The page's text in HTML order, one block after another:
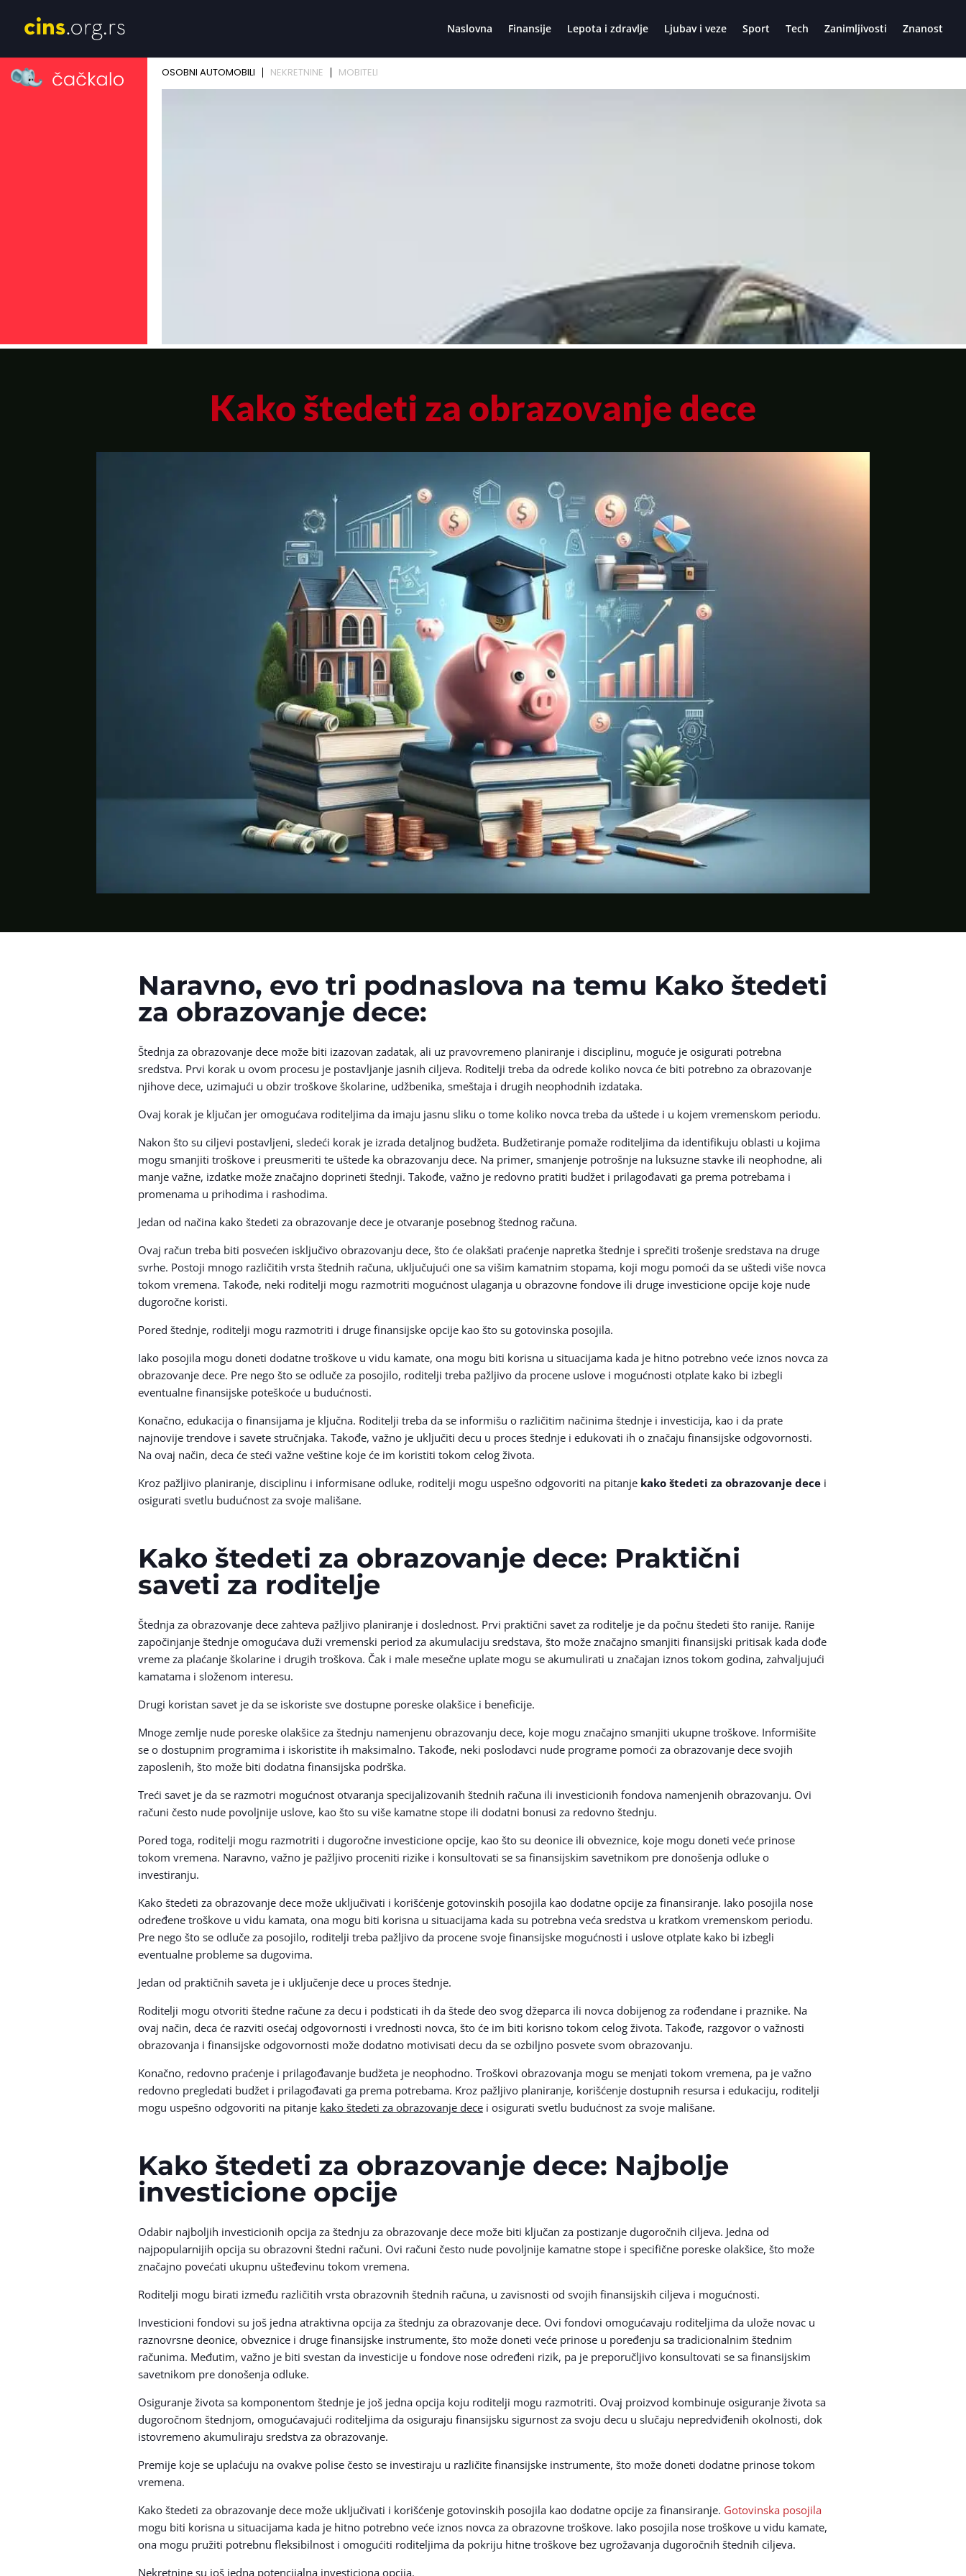
Naslovna Finansije Lepota i zdravlje Ljubav i veze Sport Tech Zanimljivosti Znanost
Kako štedeti za obrazovanje dece
Naravno, evo tri podnaslova na temu Kako štedeti
za obrazovanje dece:
Štednja za obrazovanje dece može biti izazovan zadatak, ali uz pravovremeno planiranje i disciplinu, moguće je osigurati potrebna
sredstva. Prvi korak u ovom procesu je postavljanje jasnih ciljeva. Roditelji treba da odrede koliko novca će biti potrebno za obrazovanje
njihove dece, uzimajući u obzir troškove školarine, udžbenika, smeštaja i drugih neophodnih izdataka.
Ovaj korak je ključan jer omogućava roditeljima da imaju jasnu sliku o tome koliko novca treba da uštede i u kojem vremenskom periodu.
Nakon što su ciljevi postavljeni, sledeći korak je izrada detaljnog budžeta. Budžetiranje pomaže roditeljima da identifikuju oblasti u kojima
mogu smanjiti troškove i preusmeriti te uštede ka obrazovanju dece. Na primer, smanjenje potrošnje na luksuzne stavke ili neophodne, ali
manje važne, izdatke može značajno doprineti štednji. Takođe, važno je redovno pratiti budžet i prilagođavati ga prema potrebama i
promenama u prihodima i rashodima.
Jedan od načina kako štedeti za obrazovanje dece je otvaranje posebnog štednog računa.
Ovaj račun treba biti posvećen isključivo obrazovanju dece, što će olakšati praćenje napretka štednje i sprečiti trošenje sredstava na druge
svrhe. Postoji mnogo različitih vrsta štednih računa, uključujući one sa višim kamatnim stopama, koji mogu pomoći da se uštedi više novca
tokom vremena. Takođe, neki roditelji mogu razmotriti mogućnost ulaganja u obrazovne fondove ili druge investicione opcije koje nude
dugoročne koristi.
Pored štednje, roditelji mogu razmotriti i druge finansijske opcije kao što su gotovinska posojila.
Iako posojila mogu doneti dodatne troškove u vidu kamate, ona mogu biti korisna u situacijama kada je hitno potrebno veće iznos novca za
obrazovanje dece. Pre nego što se odluče za posojilo, roditelji treba pažljivo da procene uslove i mogućnosti otplate kako bi izbegli
eventualne finansijske poteškoće u budućnosti.
Konačno, edukacija o finansijama je ključna. Roditelji treba da se informišu o različitim načinima štednje i investicija, kao i da prate
najnovije trendove i savete stručnjaka. Takođe, važno je uključiti decu u proces štednje i edukovati ih o značaju finansijske odgovornosti.
Na ovaj način, deca će steći važne veštine koje će im koristiti tokom celog života.
Kroz pažljivo planiranje, disciplinu i informisane odluke, roditelji mogu uspešno odgovoriti na pitanje kako štedeti za obrazovanje dece i
osigurati svetlu budućnost za svoje mališane.
Kako štedeti za obrazovanje dece: Praktični
saveti za roditelje
Štednja za obrazovanje dece zahteva pažljivo planiranje i doslednost. Prvi praktični savet za roditelje je da počnu štedeti što ranije. Ranije
započinjanje štednje omogućava duži vremenski period za akumulaciju sredstava, što može značajno smanjiti finansijski pritisak kada dođe
vreme za plaćanje školarine i drugih troškova. Čak i male mesečne uplate mogu se akumulirati u značajan iznos tokom godina, zahvaljujući
kamatama i složenom interesu.
Drugi koristan savet je da se iskoriste sve dostupne poreske olakšice i beneficije.
Mnoge zemlje nude poreske olakšice za štednju namenjenu obrazovanju dece, koje mogu značajno smanjiti ukupne troškove. Informišite
se o dostupnim programima i iskoristite ih maksimalno. Takođe, neki poslodavci nude programe pomoći za obrazovanje dece svojih
zaposlenih, što može biti dodatna finansijska podrška.
Treći savet je da se razmotri mogućnost otvaranja specijalizovanih štednih računa ili investicionih fondova namenjenih obrazovanju. Ovi
računi često nude povoljnije uslove, kao što su više kamatne stope ili dodatni bonusi za redovno štednju.
Pored toga, roditelji mogu razmotriti i dugoročne investicione opcije, kao što su deonice ili obveznice, koje mogu doneti veće prinose
tokom vremena. Naravno, važno je pažljivo proceniti rizike i konsultovati se sa finansijskim savetnikom pre donošenja odluke o
investiranju.
Kako štedeti za obrazovanje dece može uključivati i korišćenje gotovinskih posojila kao dodatne opcije za finansiranje. Iako posojila nose
određene troškove u vidu kamata, ona mogu biti korisna u situacijama kada su potrebna veća sredstva u kratkom vremenskom periodu.
Pre nego što se odluče za posojilo, roditelji treba pažljivo da procene svoje finansijske mogućnosti i uslove otplate kako bi izbegli
eventualne probleme sa dugovima.
Jedan od praktičnih saveta je i uključenje dece u proces štednje.
Roditelji mogu otvoriti štedne račune za decu i podsticati ih da štede deo svog džeparca ili novca dobijenog za rođendane i praznike. Na
ovaj način, deca će razviti osećaj odgovornosti i vrednosti novca, što će im biti korisno tokom celog života. Takođe, razgovor o važnosti
obrazovanja i finansijske odgovornosti može dodatno motivisati decu da se ozbiljno posvete svom obrazovanju.
Konačno, redovno praćenje i prilagođavanje budžeta je neophodno. Troškovi obrazovanja mogu se menjati tokom vremena, pa je važno
redovno pregledati budžet i prilagođavati ga prema potrebama. Kroz pažljivo planiranje, korišćenje dostupnih resursa i edukaciju, roditelji
mogu uspešno odgovoriti na pitanje kako štedeti za obrazovanje dece i osigurati svetlu budućnost za svoje mališane.
Kako štedeti za obrazovanje dece: Najbolje
investicione opcije
Odabir najboljih investicionih opcija za štednju za obrazovanje dece može biti ključan za postizanje dugoročnih ciljeva. Jedna od
najpopularnijih opcija su obrazovni štedni računi. Ovi računi često nude povoljnije kamatne stope i specifične poreske olakšice, što može
značajno povećati ukupnu ušteđevinu tokom vremena.
Roditelji mogu birati između različitih vrsta obrazovnih štednih računa, u zavisnosti od svojih finansijskih ciljeva i mogućnosti.
Investicioni fondovi su još jedna atraktivna opcija za štednju za obrazovanje dece. Ovi fondovi omogućavaju roditeljima da ulože novac u
raznovrsne deonice, obveznice i druge finansijske instrumente, što može doneti veće prinose u poređenju sa tradicionalnim štednim
računima. Međutim, važno je biti svestan da investicije u fondove nose određeni rizik, pa je preporučljivo konsultovati se sa finansijskim
savetnikom pre donošenja odluke.
Osiguranje života sa komponentom štednje je još jedna opcija koju roditelji mogu razmotriti. Ovaj proizvod kombinuje osiguranje života sa
dugoročnom štednjom, omogućavajući roditeljima da osiguraju finansijsku sigurnost za svoju decu u slučaju nepredviđenih okolnosti, dok
istovremeno akumuliraju sredstva za obrazovanje.
Premije koje se uplaćuju na ovakve polise često se investiraju u različite finansijske instrumente, što može doneti dodatne prinose tokom
vremena.
Kako štedeti za obrazovanje dece može uključivati i korišćenje gotovinskih posojila kao dodatne opcije za finansiranje. Gotovinska posojila
mogu biti korisna u situacijama kada je hitno potrebno veće iznos novca za obrazovne troškove. Iako posojila nose troškove u vidu kamate,
ona mogu pružiti potrebnu fleksibilnost i omogućiti roditeljima da pokriju hitne troškove bez ugrožavanja dugoročnih štednih ciljeva.
Nekretnine su još jedna potencijalna investiciona opcija.